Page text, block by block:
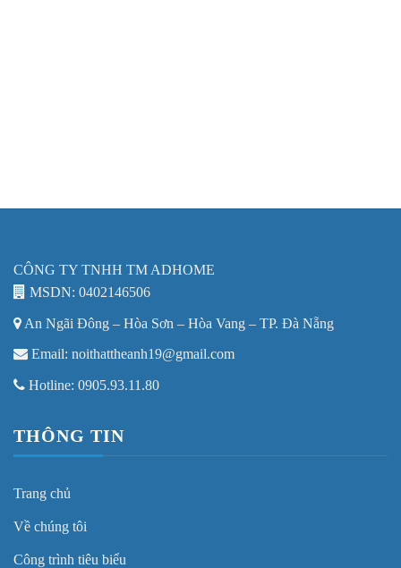
CÔNG TY TNHH TM ADHOME
MSDN: 0402146506
An Ngãi Đông – Hòa Sơn – Hòa Vang – TP. Đà Nẵng
Email: noithattheanh19@gmail.com
Hotline: 0905.93.11.80
THÔNG TIN
Trang chủ
Về chúng tôi
Công trình tiêu biểu